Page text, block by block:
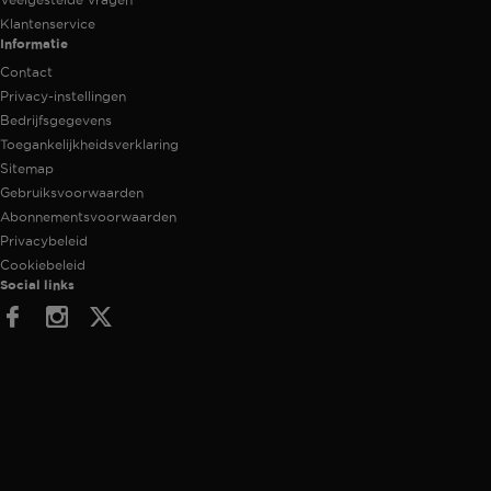
Klantenservice
Informatie
Contact
Privacy-instellingen
Bedrijfsgegevens
Toegankelijkheidsverklaring
Sitemap
Gebruiksvoorwaarden
Abonnementsvoorwaarden
Privacybeleid
Cookiebeleid
Social links
FacebookInstagram